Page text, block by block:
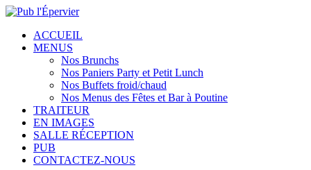
ACCUEIL
MENUS
Nos Brunchs
Nos Paniers Party et Petit Lunch
Nos Buffets froid/chaud
Nos Menus des Fêtes et Bar à Poutine
TRAITEUR
EN IMAGES
SALLE RÉCEPTION
PUB
CONTACTEZ-NOUS